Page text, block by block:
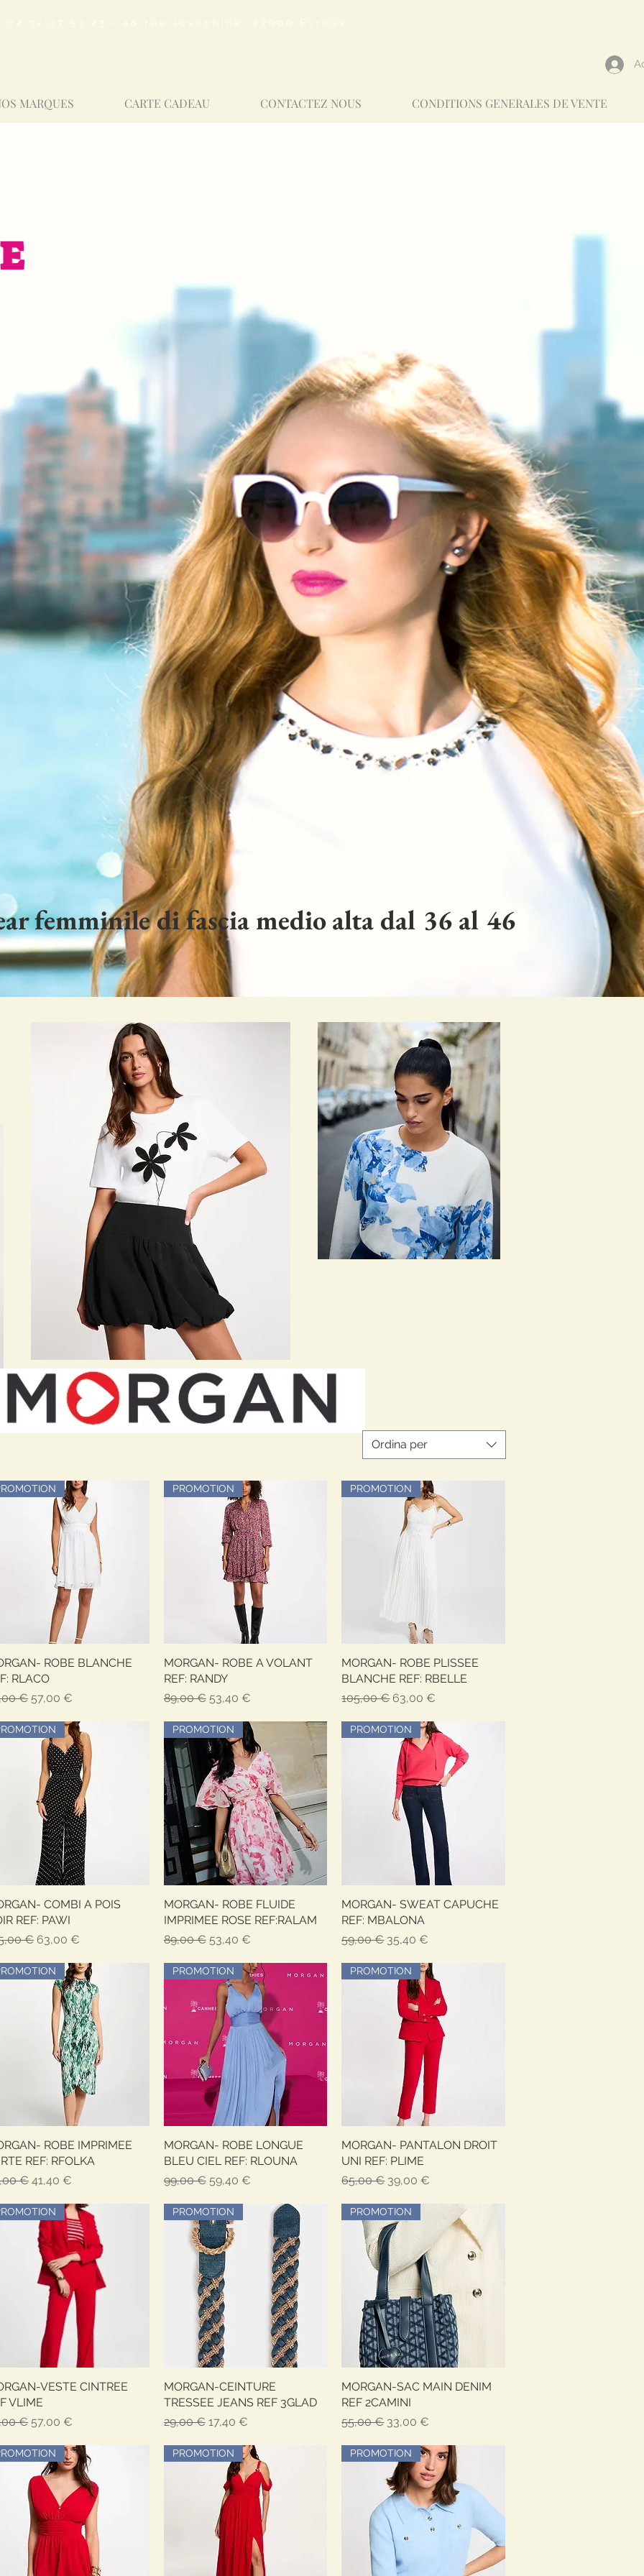
02 32 37 53 23 - 48 rue Joséphine, 27000 Evreux
MARQUES CARTE CADEAU CONTACTEZ NOUS CONDITIONS GENERALES DE VENTE
femminile di fascia medio alta dal 36 al 46
Ordina per
Vista rapida
ROBE BLANCHE
RLACO
regolare
€ Prezzo scontato
57,00 €
Vista rapida
PROMOTION
MORGAN- ROBE A VOLANT
REF: RANDY
Prezzo regolare
89,00 € Prezzo scontato
53,40 €
Vista rapida
PROMOTION
MORGAN- ROBE PLISSEE
BLANCHE REF: RBELLE
Prezzo regolare
105,00 € Prezzo scontato
63,00 €
Vista rapida
COMBI A POIS
REF: PAWI
regolare
€ Prezzo scontato
63,00 €
Vista rapida
PROMOTION
MORGAN- ROBE FLUIDE
IMPRIMEE ROSE REF:RALAM
Prezzo regolare
89,00 € Prezzo scontato
53,40 €
Vista rapida
PROMOTION
MORGAN- SWEAT CAPUCHE
REF: MBALONA
Prezzo regolare
59,00 € Prezzo scontato
35,40 €
Vista rapida
ROBE IMPRIMEE
REF: RFOLKA
regolare
€ Prezzo scontato
41,40 €
Vista rapida
PROMOTION
MORGAN- ROBE LONGUE
BLEU CIEL REF: RLOUNA
Prezzo regolare
99,00 € Prezzo scontato
59,40 €
Vista rapida
PROMOTION
MORGAN- PANTALON DROIT
UNI REF: PLIME
Prezzo regolare
65,00 € Prezzo scontato
39,00 €
Vista rapida
VESTE CINTREE
VLIME
regolare
€ Prezzo scontato
57,00 €
Vista rapida
PROMOTION
MORGAN-CEINTURE
TRESSEE JEANS REF 3GLAD
Prezzo regolare
29,00 € Prezzo scontato
17,40 €
Vista rapida
PROMOTION
MORGAN-SAC MAIN DENIM
REF 2CAMINI
Prezzo regolare
55,00 € Prezzo scontato
33,00 €
PROMOTION PROMOTION